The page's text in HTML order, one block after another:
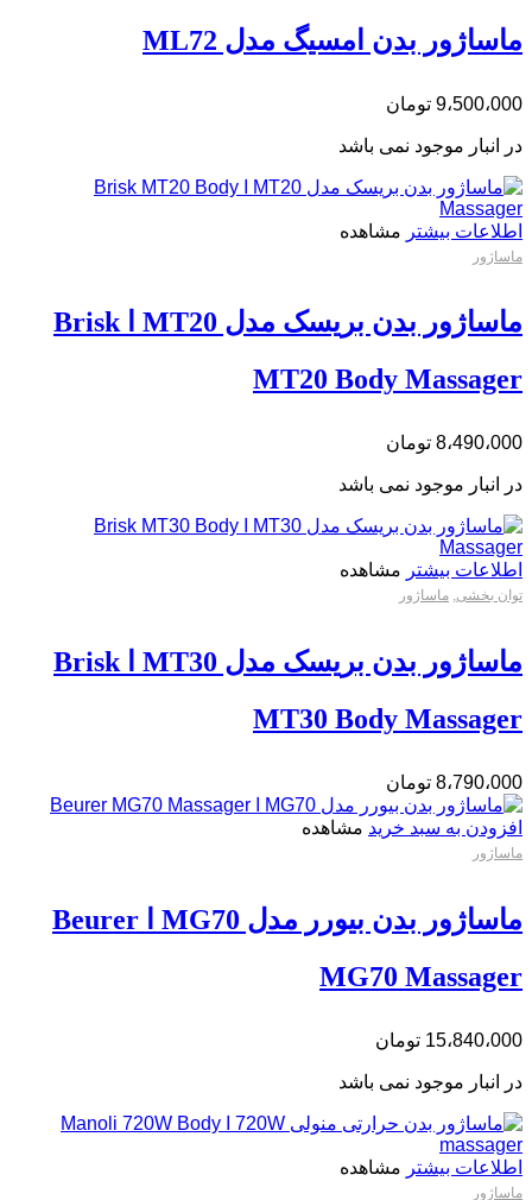
ماساژور بدن امسیگ مدل ML72
9،500،000 تومان
در انبار موجود نمی باشد
اطلاعات بیشتر مشاهده
ماساژور
ماساژور بدن بریسک مدل MT20 ا Brisk
MT20 Body Massager
8،490،000 تومان
در انبار موجود نمی باشد
اطلاعات بیشتر مشاهده
توان بخشی, ماساژور
ماساژور بدن بریسک مدل MT30 ا Brisk
MT30 Body Massager
8،790،000 تومان
افزودن به سبد خرید مشاهده
ماساژور
ماساژور بدن بیورر مدل MG70 ا Beurer
MG70 Massager
15،840،000 تومان
در انبار موجود نمی باشد
اطلاعات بیشتر مشاهده
ماساژور